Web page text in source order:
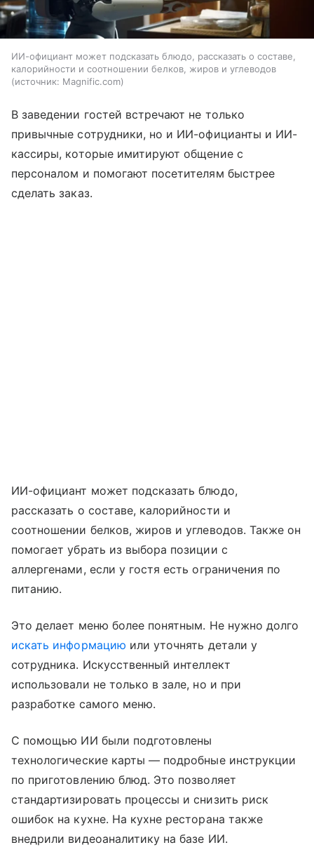
ИИ-официант может подсказать блюдо, рассказать о составе,
калорийности и соотношении белков, жиров и углеводов
источник: Magnific.com
В заведении гостей встречают не только
привычные сотрудники, но и ИИ-официанты и ИИ-
кассиры, которые имитируют общение с
персоналом и помогают посетителям быстрее
сделать заказ.
ИИ-официант может подсказать блюдо,
рассказать о составе, калорийности и
соотношении белков, жиров и углеводов. Также он
помогает убрать из выбора позиции с
аллергенами, если у гостя есть ограничения по
питанию.
Это делает меню более понятным. Не нужно долго
искать информацию или уточнять детали у
сотрудника. Искусственный интеллект
использовали не только в зале, но и при
разработке самого меню.
С помощью ИИ были подготовлены
технологические карты — подробные инструкции
по приготовлению блюд. Это позволяет
стандартизировать процессы и снизить риск
ошибок на кухне. На кухне ресторана также
внедрили видеоаналитику на базе ИИ.